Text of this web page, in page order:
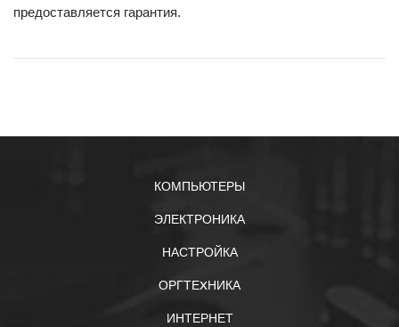
предоставляется гарантия.
КОМПЬЮТЕРЫ
ЭЛЕКТРОНИКА
НАСТРОЙКА
ОРГТЕXНИКА
ИНТЕРНЕТ